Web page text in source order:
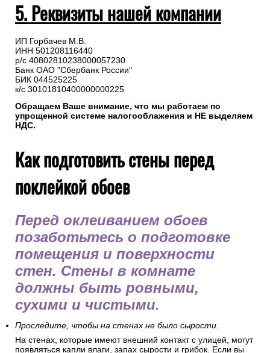
5. Реквизиты нашей компании
ИП Горбачев М.В.
ИНН 501208116440
р/с 40802810238000057230
Банк ОАО "Сбербанк России"
БИК 044525225
к/с 30101810400000000225
Обращаем Ваше внимание, что мы работаем по
упрощенной системе налогооблажения и НЕ выделяем
НДС.
Как подготовить стены перед
поклейкой обоев
Перед оклеиванием обоев
позаботьтесь о подготовке
помещения и поверхности
стен. Стены в комнате
должны быть ровными,
сухими и чистыми.
Проследите, чтобы на стенах не было сырости.
На стенах, которые имеют внешний контакт с улицей, могут
появляться капли влаги, запах сырости и грибок. Если вы